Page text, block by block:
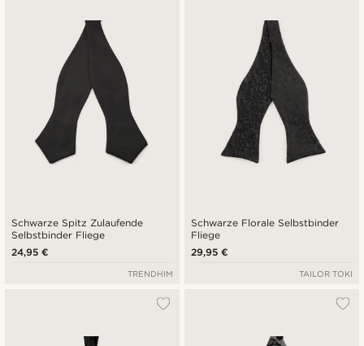
Schwarze Spitz Zulaufende
Selbstbinder Fliege
24,95 €
TRENDHIM
Schwarze Florale Selbstbinder
Fliege
29,95 €
TAILOR TOKI